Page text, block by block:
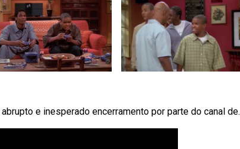
e inesperado encerramento por parte do canal de.